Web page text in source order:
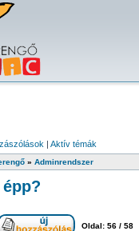
| Aktív témák
» Adminrendszer
Oldal: 56 / 58